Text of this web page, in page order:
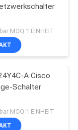
MOQ:1 EINHEIT
A Cisco
Schalter
MOQ:1 EINHEIT